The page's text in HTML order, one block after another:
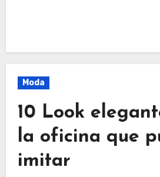
Moda
10 Look
la oficina que
imitar